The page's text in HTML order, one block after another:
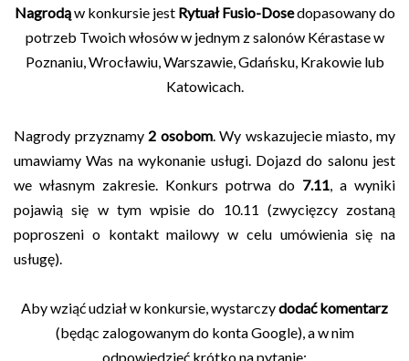
Nagrodąw konkursie jest Rytuał Fusio-Dosedopasowany do
potrzeb Twoich włosów w jednym z salonów Kérastase w
Poznaniu, Wrocławiu, Warszawie, Gdańsku, Krakowie lub
Katowicach.
Nagrody przyznamy 2 osobom. Wy wskazujecie miasto, my
umawiamy Was na wykonanie usługi. Dojazd do salonu jest
we własnym zakresie. Konkurs potrwa do 7.11, a wyniki
pojawią się w tym wpisie do 10.11 (zwycięzcy zostaną
poproszeni o kontakt mailowy w celu umówienia się na
usługę).
Aby wziąć udział w konkursie, wystarczydodać komentarz
(będąc zalogowanym do konta Google), a w nim
odpowiedzieć krótko na pytanie: